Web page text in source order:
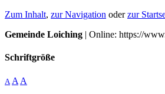
Zum Inhalt, zur Navigation oderzur
Gemeinde Loiching | Online: https://
Schriftgröße
A A A